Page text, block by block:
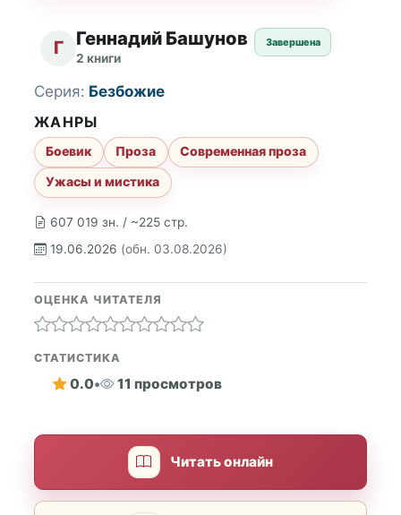
Г Геннадий Башунов
2 книги
Завершена
607 019 зн. / ~225 стр.
19.06.2026 (обн. 03.08.2026)
Серия: Безбожие
ЖАНРЫ
Боевик Проза
Современная проза
Ужасы и мистика
ОЦЕНКА ЧИТАТЕЛЯ
СТАТИСТИКА
0.0• 11 просмотров
Читать онлайн